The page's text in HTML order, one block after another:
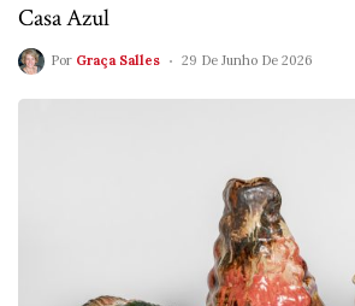
Casa Azul
Por Graça Salles 29 De Junho De 2026